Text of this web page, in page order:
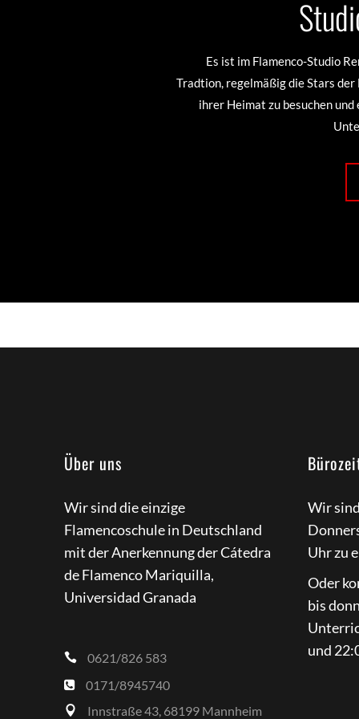
Es ist im Flamenco-Studio
Tradtion, regelmäßig die Stars
ihrer Heimat zu besuchen
Über uns
Wir sind die einzige
Flamencoschule in Deutschland
mit der Anerkennung der Cátedra
de Flamenco Mariquilla,
Universidad Granada
0621/826 583
0171/8945740
Innstraße 43, 68199 Mannheim
Wir
Uhr zu
Oder
bis
und